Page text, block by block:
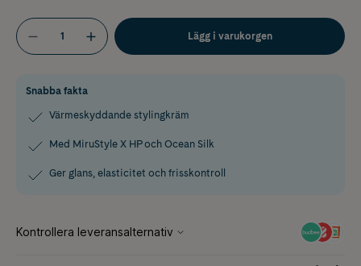
Lägg i varukorgen
Snabba fakta
Värmeskyddande stylingkräm
Med MiruStyle X HP och Ocean Silk
Ger glans, elasticitet och frisskontroll